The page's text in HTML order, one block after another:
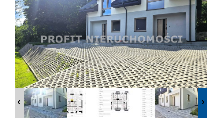
Domy
Dzialki
Lokale
Hale